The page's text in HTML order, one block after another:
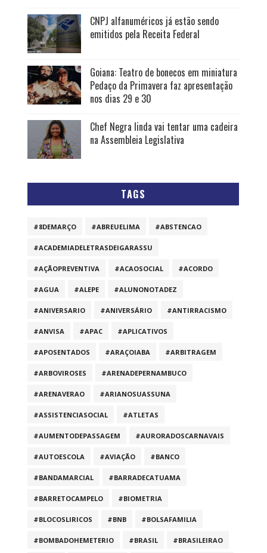
CNPJ alfanuméricos já estão sendo
emitidos pela Receita Federal
Goiana: Teatro de bonecos em miniatura
Pedaço da Primavera faz apresentação
nos dias 29 e 30
Chef Negra linda vai tentar uma cadeira
na Assembleia Legislativa
TAGS
#8DEMARÇO #ABREUELIMA #ABSTENCAO
#ACADEMIADELETRASDEIGARASSU
#AÇÃOPREVENTIVA #ACAOSOCIAL #ACORDO
#AGUA #ALEPE #ALUNONOTADEZ
#ANIVERSARIO #ANIVERSÁRIO #ANTIRRACISMO
#ANVISA #APAC #APLICATIVOS
#APOSENTADOS #ARAÇOIABA #ARBITRAGEM
#ARBOVIROSES #ARENADEPERNAMBUCO
#ARENAVERAO #ARIANOSUASSUNA
#ASSISTENCIASOCIAL #ATLETAS
#AUMENTODEPASSAGEM #AURORADOSCARNAVAIS
#AUTOESCOLA #AVIAÇÃO #BANCO
#BANDAMARCIAL #BARRADECATUAMA
#BARRETOCAMPELO #BIOMETRIA
#BLOCOSLIRICOS #BNB #BOLSAFAMILIA
#BOMBADOHEMETERIO #BRASIL #BRASILEIRAO